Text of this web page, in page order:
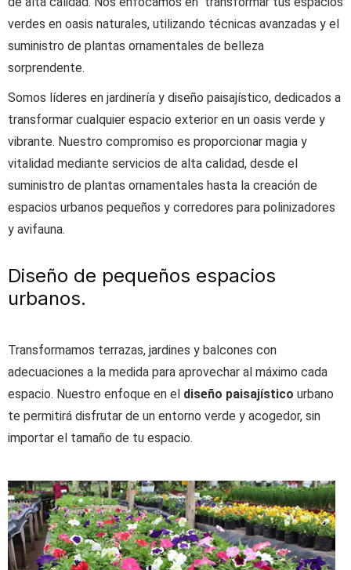
verdes en oasis naturales, utilizando técnicas avanzadas y el
suministro de plantas ornamentales de belleza
sorprendente.
Somos líderes en jardinería y diseño paisajístico, dedicados a
transformar cualquier espacio exterior en un oasis verde y
vibrante. Nuestro compromiso es proporcionar magia y
vitalidad mediante servicios de alta calidad, desde el
suministro de plantas ornamentales hasta la creación de
espacios urbanos pequeños y corredores para polinizadores
y avifauna.
Diseño de pequeños espacios
urbanos.
Transformamos terrazas, jardines y balcones con
adecuaciones a la medida para aprovechar al máximo cada
espacio. Nuestro enfoque en el diseño paisajístico urbano
te permitirá disfrutar de un entorno verde y acogedor, sin
importar el tamaño de tu espacio.